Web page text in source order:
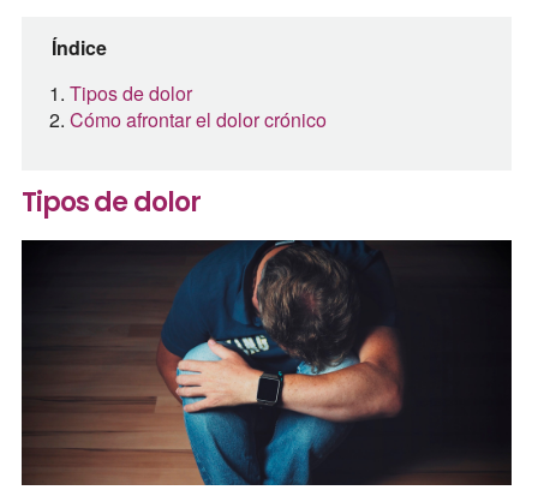
Índice
Tipos de dolor
Cómo afrontar el dolor crónico
Tipos de dolor